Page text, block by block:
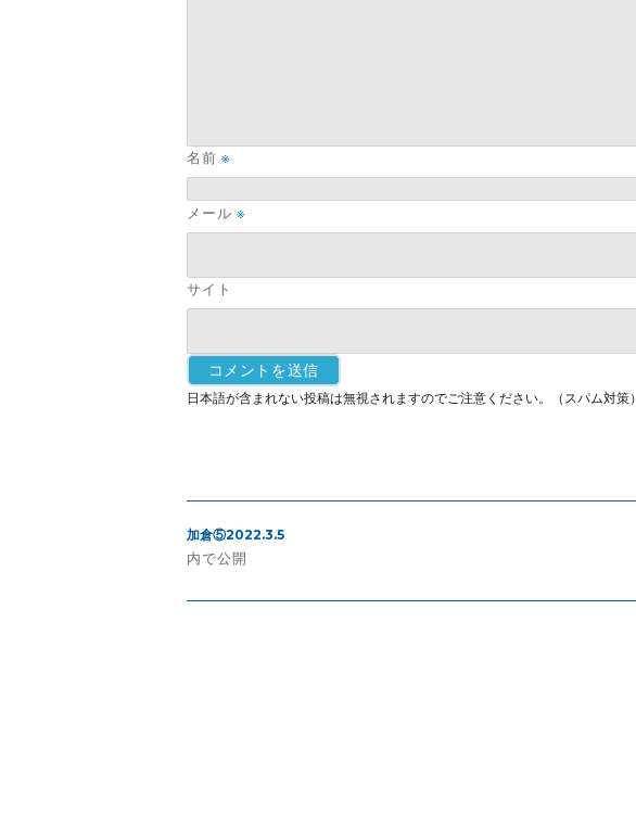
名前 ※
メール ※
サイト
日本語が含まれない投稿は無視されますのでご注意ください。（スパム対策）
稿
加倉⑤2022.3.5
内で公開